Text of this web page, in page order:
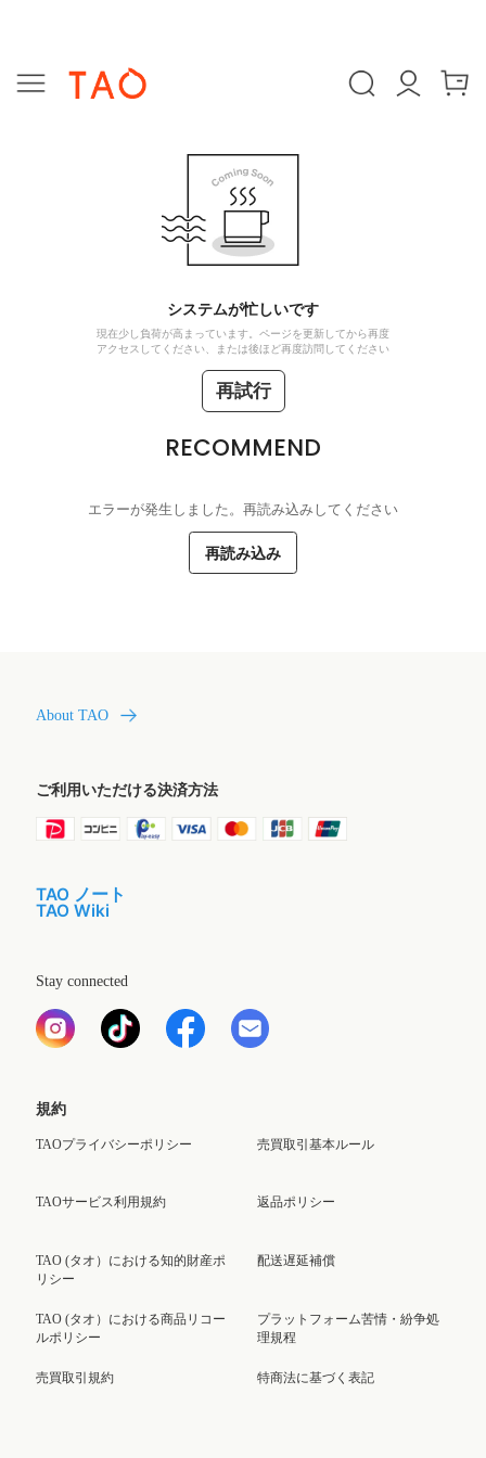
システムが忙しいです
現在少し負荷が高まっています。ページを更新してから再度
アクセスしてください、または後ほど再度訪問してください
再試行
RECOMMEND
エラーが発生しました。再読み込みしてください
再読み込み
About TAO
ご利用いただける決済方法
TAO ノート
TAO Wiki
Stay connected
規約
TAOプライバシーポリシー
TAOサービス利用規約
TAO (タオ）における知的財産ポ
リシー
TAO (タオ）における商品リコー
ルポリシー
売買取引規約
売買取引基本ルール
返品ポリシー
配送遅延補償
プラットフォーム苦情・紛争処
理規程
特商法に基づく表記